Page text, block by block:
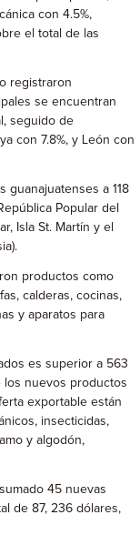
con 4.5%,
el total de las
registraron
se encuentran
seguido de
con 7.8%, y León con
guanajuatenses a 118
Popular del
Isla St. Martín y el
productos como
calderas, cocinas,
y aparatos para
es superior a 563
los nuevos productos
exportable están
insecticidas,
y algodón,
45 nuevas
de 87, 236 dólares,